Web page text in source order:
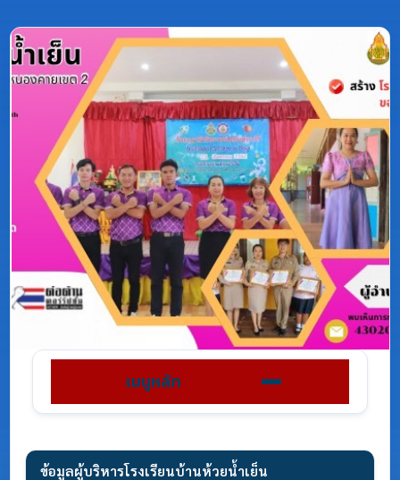
เมนูหลัก
ข้อมูลผู้บริหารโรงเรียนบ้านห้วยน้ำเย็น